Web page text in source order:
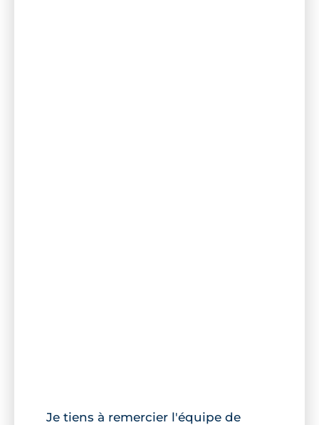
Je tiens à remercier l'équipe de